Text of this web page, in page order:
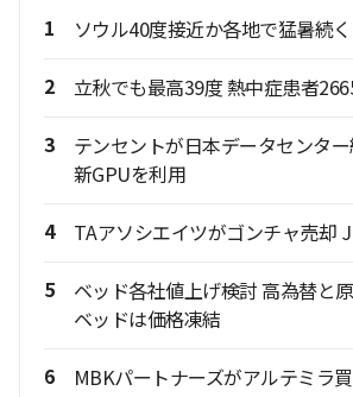
1 ソウル40度接近か各地で猛暑続く
2 立秋でも最高39度 熱中症患者
3
テンセントが日本データセンタ
新GPUを利用
4 TAアソシエイツがゴンチャ売却
5
ベッド各社値上げ検討 高為替と
ベッドは価格凍結
6 MBKパートナーズがアルテミラ